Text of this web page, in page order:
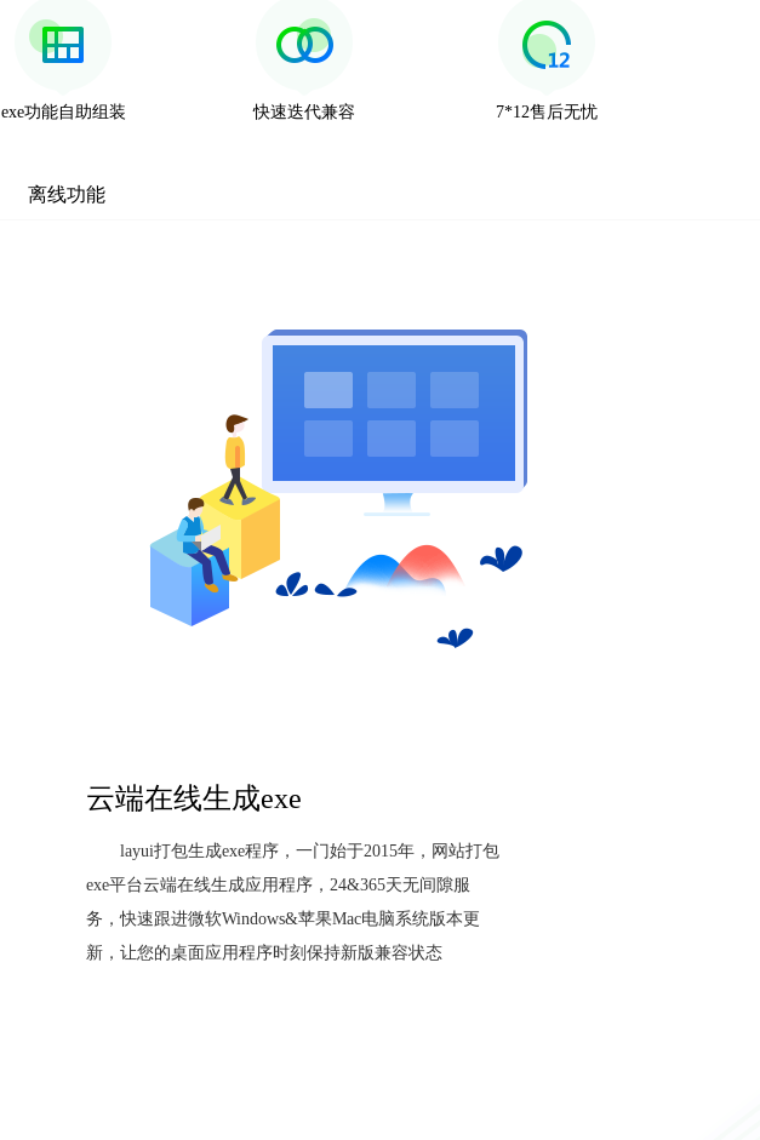
exe功能自助组装 快速迭代兼容 7*12售后无忧
离线功能
云端在线生成exe
layui打包生成exe程序，一门始于2015年，网站打包
exe平台云端在线生成应用程序，24&365天无间隙服
务，快速跟进微软Windows&苹果Mac电脑系统版本更
新，让您的桌面应用程序时刻保持新版兼容状态